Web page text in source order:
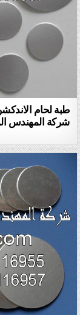
شركة المهندس